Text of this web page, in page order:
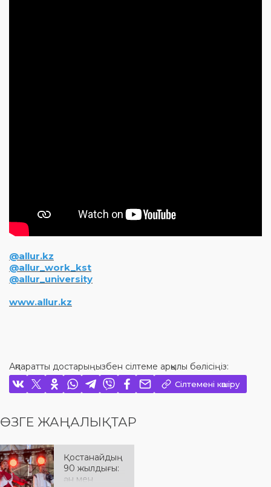
@allur.kz
@allur_work_kst
@allur_university
www.allur.kz
Ақпаратты достарыңызбен сілтеме арқылы бөлісіңіз:
Сілтемені көшіру
ӨЗГЕ ЖАҢАЛЫҚТАР
Қостанайдың
90 жылдығы:
ән мен